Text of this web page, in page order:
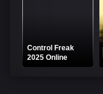
Control Freak
2025 Online
Subtitrat